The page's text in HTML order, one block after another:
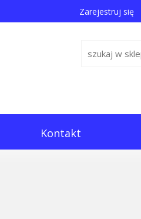
Zarejestruj się
Kontakt